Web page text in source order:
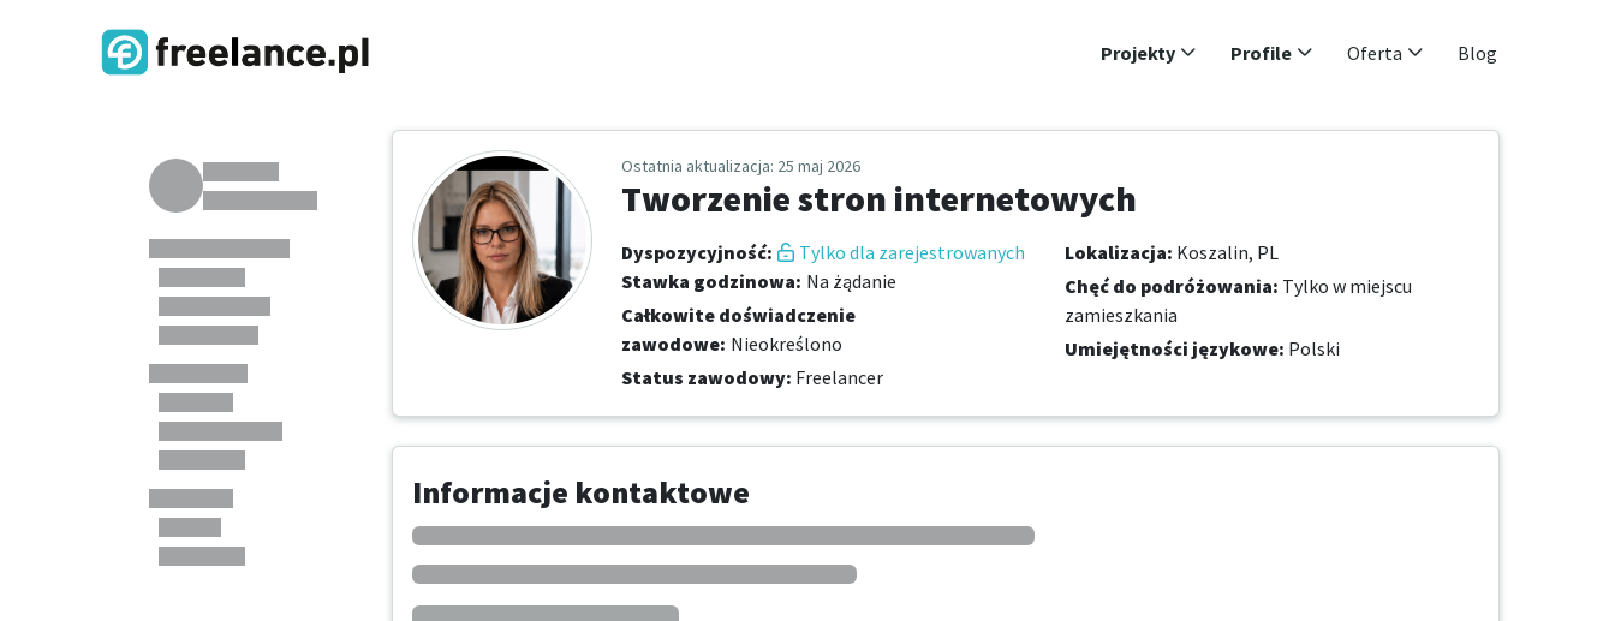
Projekty Profile Oferta Blog
Ostatnia aktualizacja: 25 maj 2026
Tworzenie stron internetowych
Dyspozycyjność:
Tylko dla zarejestrowanych
Stawka godzinowa: Na żądanie
Całkowite doświadczenie
zawodowe: Nieokreślono
Status zawodowy: Freelancer
Lokalizacja: Koszalin, PL
Chęć do podróżowania: Tylko w miejscu
zamieszkania
Umiejętności językowe: Polski
Informacje kontaktowe